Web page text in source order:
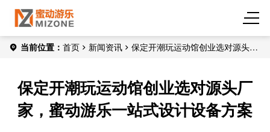
当前位置： 首页 新闻资讯
保定开潮玩运动馆创业选对源头厂
保定开潮玩运动馆创业选对源头厂
家，蜜动游乐一站式设计设备方案